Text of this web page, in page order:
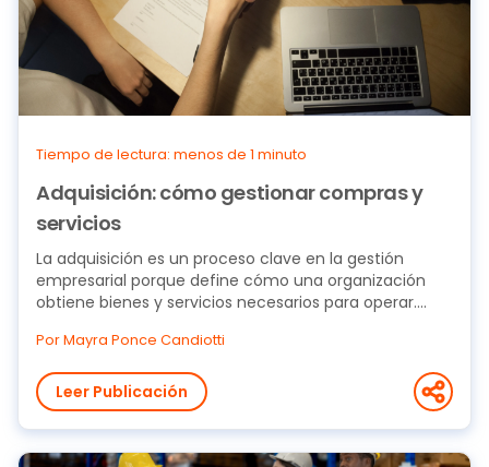
Tiempo de lectura: menos de 1 minuto
Adquisición: cómo gestionar compras y
servicios
La adquisición es un proceso clave en la gestión
empresarial porque define cómo una organización
obtiene bienes y servicios necesarios para operar....
Por Mayra Ponce Candiotti
Leer Publicación